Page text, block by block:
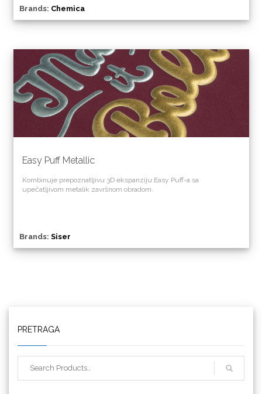
tržištu. Veoma jednostavna za upotrebu, veoma brza za nanošenje,
idealna je proizvod za sve vaše aplikacije, čak i za najlon!
Brands: Chemica
Easy Puff Metallic
Kombinuje prepoznatljivu 3D ekspanziju Easy Puff-a sa
upečatljivom metalik završnom obradom.
Brands: Siser
PRETRAGA